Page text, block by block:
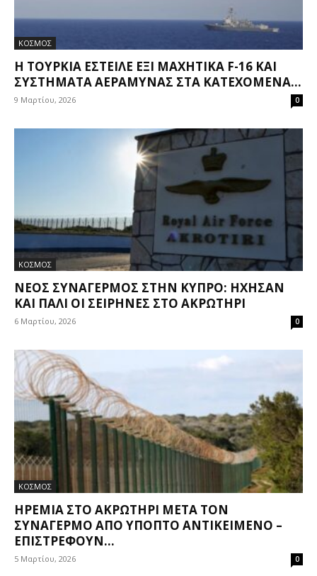
ΚΟΣΜΟΣ
Η ΤΟΥΡΚΊΑ ΈΣΤΕΙΛΕ ΈΞΙ ΜΑΧΗΤΙΚΆ F-16 ΚΑΙ
ΣΥΣΤΉΜΑΤΑ ΑΕΡΆΜΥΝΑΣ ΣΤΑ ΚΑΤΕΧΌΜΕΝΑ...
9 Μαρτίου, 2026 0
ΚΟΣΜΟΣ
ΝΈΟΣ ΣΥΝΑΓΕΡΜΌΣ ΣΤΗΝ ΚΎΠΡΟ: ΉΧΗΣΑΝ
ΚΑΙ ΠΆΛΙ ΟΙ ΣΕΙΡΉΝΕΣ ΣΤΟ ΑΚΡΩΤΉΡΙ
6 Μαρτίου, 2026 0
ΚΟΣΜΟΣ
ΗΡΕΜΊΑ ΣΤΟ ΑΚΡΩΤΉΡΙ ΜΕΤΆ ΤΟΝ
ΣΥΝΑΓΕΡΜΌ ΑΠΌ ΎΠΟΠΤΟ ΑΝΤΙΚΕΊΜΕΝΟ –
ΕΠΙΣΤΡΈΦΟΥΝ...
5 Μαρτίου, 2026 0